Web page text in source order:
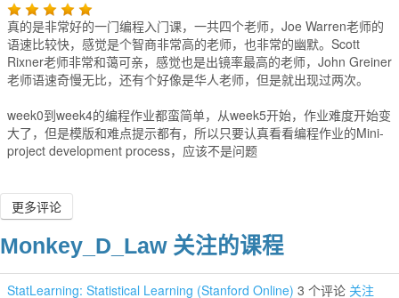
真的是非常好的一门编程入门课，一共四个老师，Joe Warren老师的
语速比较快，感觉是个智商非常高的老师，也非常的幽默。Scott
Rixner老师非常和蔼可亲，感觉也是出镜率最高的老师，John Greiner
老师语速奇慢无比，还有个好像是华人老师，但是就出现过两次。
week0到week4的编程作业都蛮简单，从week5开始，作业难度开始变
大了，但是模版和难点提示都有，所以只要认真看看编程作业的Mini-
project development process，应该不是问题
更多评论
Monkey_D_Law 关注的课程
StatLearning: Statistical Learning (Stanford Online) 3 个评论 关注